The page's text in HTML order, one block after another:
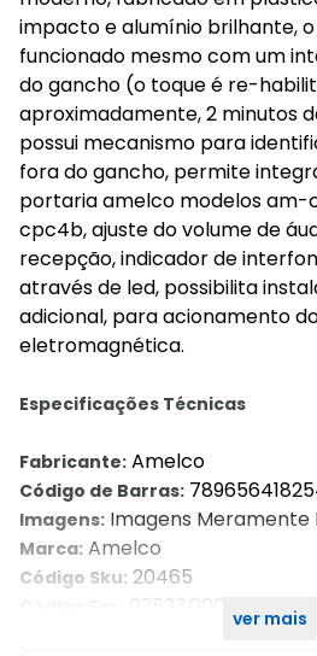
impacto e alumínio brilhante,
funcionado mesmo com um
do gancho (o toque é re-
aproximadamente, 2 minutos
possui mecanismo para
fora do gancho, permite
portaria amelco modelos am-
cpc4b, ajuste do volume de
recepção, indicador de
através de led, possibilita
adicional, para acionamento
eletromagnética.
Especificações Técnicas
Fabricante: Amelco
Código de Barras:
Imagens: Imagens Meramente
Marca: Amelco
Código Sku: 20465
03533.00001ver mais